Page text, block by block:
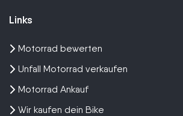
Links
Motorrad bewerten
Unfall Motorrad verkaufen
Motorrad Ankauf
Wir kaufen dein Bike